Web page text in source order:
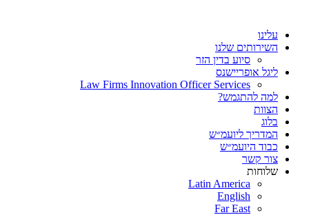
עלינו
השירותים שלנו
סיוע בדין הזר
ליגל אופריישנס
Law Firms Innovation Officer Services
למה להתגמש?
הצוות
בלוג
המדריך ליועמ״ש
כבוד היועמ״ש
צור קשר
שלוחות
Latin America
English
Far East